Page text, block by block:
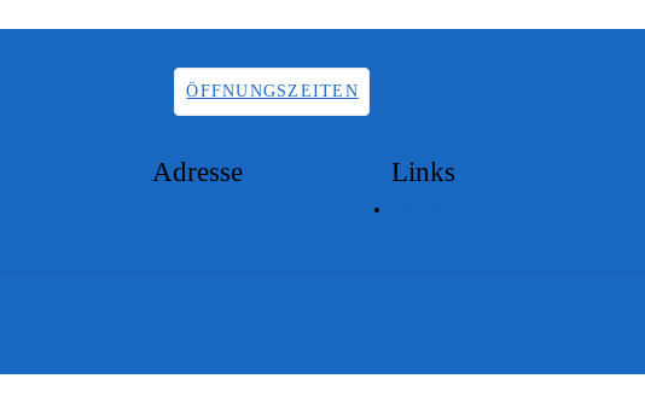
ÖFFNUNGSZEITEN
Adresse Links